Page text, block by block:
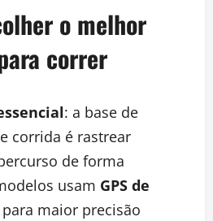
o melhor
correr
: a base de
corrida é rastrear
de forma
usam GPS de
para maior precisão